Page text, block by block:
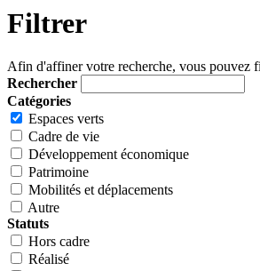
Filtrer
Afin d'affiner votre recherche, vous pouvez
Rechercher
Catégories
Espaces verts
Cadre de vie
Développement économique
Patrimoine
Mobilités et déplacements
Autre
Statuts
Hors cadre
Réalisé